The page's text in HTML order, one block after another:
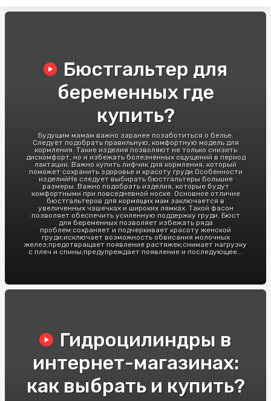
Бюстгальтер для
беременных где
купить?
Будущим мамам важно заранее позаботиться о белье.
Следует подобрать правильную, комфортную модель для
кормления. Такие изделия позволяют не только снизить
дискомфорт, но и избежать болезненных ощущений в период
лактации. Важно купить лифчик для кормления, который
поможет сохранить здоровье и красоту груди.Особенности
изделийНе следует выбирать бюстгальтеры большие
размеры. Важно подобрать изделия, которые будут
комфортными при повседневной носке. Основное отличие
бюстгальтеров для кормящих мам заключается в
увеличенных чашечках и широких лямках. Такой фасон
позволяет обеспечить усиленную поддержку груди. Бюст
для беременных позволяет избежать ряда
проблем:сохраняет и подчеркивает красоту женской
груди;исключает возможность обвисания молочных
желез;предотвращает появление растяжек;снимает нагрузку
с плеч и спины;предупреждает появление и последующее...
Гидроцилиндры в
интернет-магазинах:
как выбрать и купить?